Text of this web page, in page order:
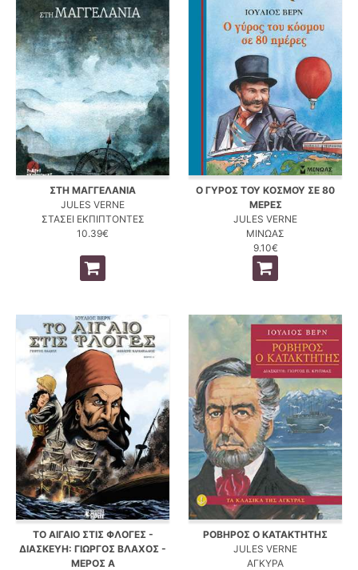
ΣΤΗ ΜΑΓΓΕΛΑΝΙΑ
JULES VERNE
ΣΤΑΣΕΙ ΕΚΠΙΠΤΟΝΤΕΣ
10.39€
Ο ΓΥΡΟΣ ΤΟΥ ΚΟΣΜΟΥ ΣΕ 80
ΜΕΡΕΣ
JULES VERNE
ΜΙΝΩΑΣ
9.10€
ΤΟ ΑΙΓΑΙΟ ΣΤΙΣ ΦΛΟΓΕΣ -
ΔΙΑΣΚΕΥΗ: ΓΙΩΡΓΟΣ ΒΛΑΧΟΣ -
ΜΕΡΟΣ Α
ΡΟΒΗΡΟΣ Ο ΚΑΤΑΚΤΗΤΗΣ
JULES VERNE
ΑΓΚΥΡΑ